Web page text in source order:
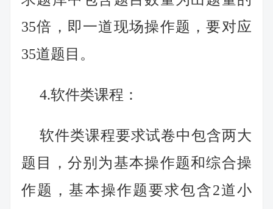
35倍，即一道现场操作题，要对应
35道题目。
4.软件类课程：
软件类课程要求试卷中包含两大
题目，分别为基本操作题和综合操
作题，基本操作题要求包含2道小